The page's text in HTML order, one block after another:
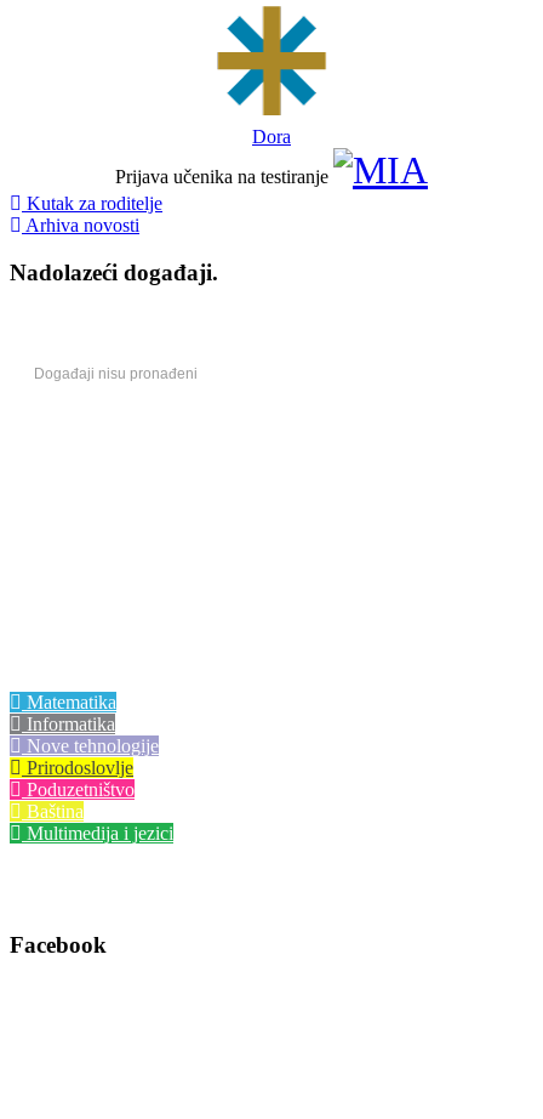
Dora
Prijava učenika na testiranje
Kutak za roditelje
Arhiva novosti
Nadolazeći događaji.
Događaji nisu pronađeni
Matematika
Informatika
Nove tehnologije
Prirodoslovlje
Poduzetništvo
Baština
Multimedija i jezici
Facebook